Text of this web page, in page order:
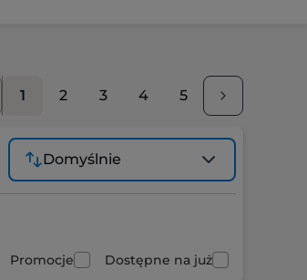
1 2 3 4 5
Domyślnie
Promocje Dostępne na już